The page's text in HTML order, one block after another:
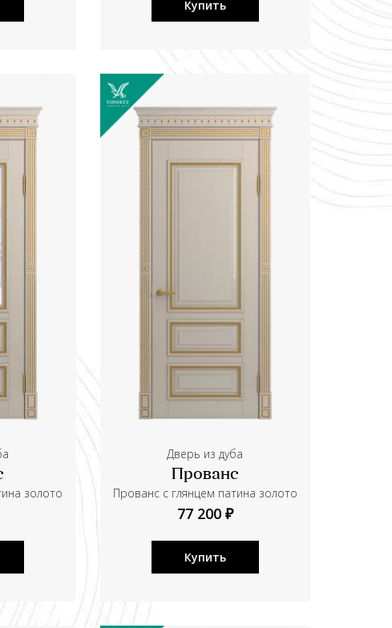
Купить
золото
Дверь из дуба
Прованс
Прованс с глянцем патина золото
77 200 ₽
Купить